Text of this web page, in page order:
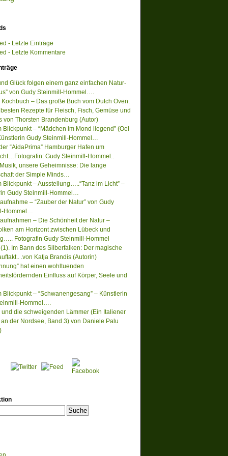
- Letzte Einträge
- Letzte Kommentare
Glück folgen einem ganz einfachen Natur-
von Gudy Steinmill-Hommel….
Kochbuch – Das große Buch vom Dutch Oven:
Rezepte für Fleisch, Fisch, Gemüse und
von Thorsten Brandenburg (Autor)
Blickpunkt – “Mädchen im Mond liegend” (Oel
Gudy Steinmill-Hommel…
“AidaPrima” Hamburger Hafen um
Gudy Steinmill-Hommel..
unsere Geheimnisse: Die lange
der Simple Minds…
Blickpunkt – Ausstellung…..“Tanz im Licht” –
Gudy Steinmill-Hommel…
– “Zauber der Natur” von Gudy
Hommel…
– Die Schönheit der Natur –
am Horizont zwischen Lübeck und
Fotografin Gudy Steinmill-Hommel
Im Bann des Silberfalken: Der magische
.von Katja Brandis (Autorin)
hat einen wohltuenden
Einfluss auf Körper, Seele und
Blickpunkt – “Schwanengesang” – Künstlerin
Hommel….
und die schweigenden Lämmer (Ein Italiener
der Nordsee, Band 3) von Daniele Palu